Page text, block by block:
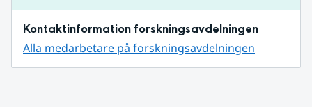
Kontaktinformation forskningsavdelningen
Alla medarbetare på forskningsavdelningen